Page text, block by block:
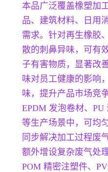
本品广泛覆盖橡塑加
品、建筑材料、日用
需求。针对再生橡胶
散的刺鼻异味，可有
子有害物质，显著改
味对员工健康的影响
味，提升产品市场竞
EPDM 发泡卷材、
等生产场景中，可均
同步解决加工过程废
额外增设复杂废气处
POM 精密注塑件、